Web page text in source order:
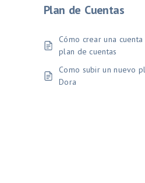
Plan de Cuentas
Cómo crear una
plan de cuentas
Como subir un nuevo
Dora